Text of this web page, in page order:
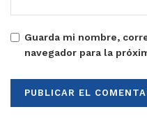
Guarda mi nombre,
navegador para la